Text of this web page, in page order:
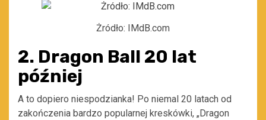
Żródło: IMdB.com
2. Dragon Ball 20 lat
później
A to dopiero niespodzianka! Po niemal 20 latach od
zakończenia bardzo popularnej kreskówki, „Dragon